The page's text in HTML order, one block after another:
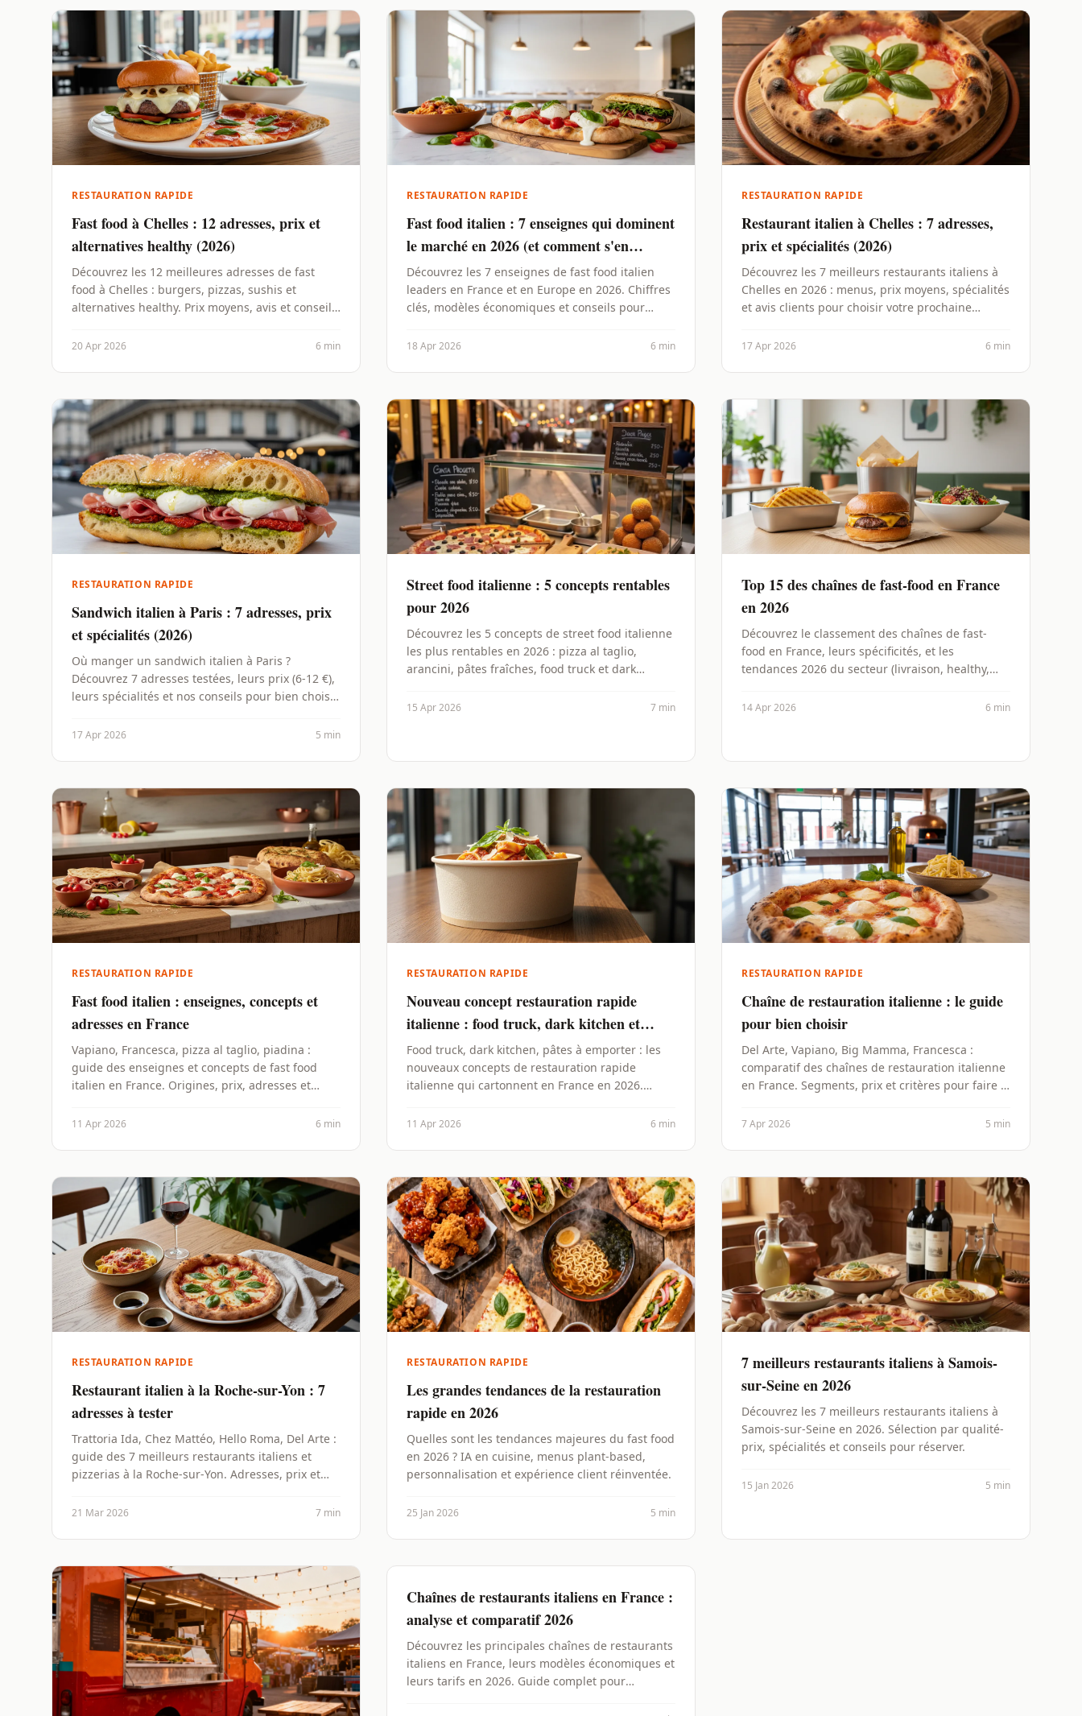
RESTAURATION RAPIDE
Fast food à Chelles : 12 adresses, prix et
alternatives healthy (2026)
Découvrez les 12 meilleures adresses de fast
food à Chelles : burgers, pizzas, sushis et
alternatives healthy. Prix moyens, avis et conseils
20 Apr 2026 6 min
RESTAURATION RAPIDE
Fast food italien : 7 enseignes qui dominent
le marché en 2026 (et comment s'en
inspirer)
Découvrez les 7 enseignes de fast food italien
leaders en France et en Europe en 2026. Chiffres
clés, modèles économiques et conseils pour
18 Apr 2026 6 min
RESTAURATION RAPIDE
Restaurant italien à Chelles : 7 adresses,
prix et spécialités (2026)
Découvrez les 7 meilleurs restaurants italiens à
Chelles en 2026 : menus, prix moyens, spécialités
et avis clients pour choisir votre prochaine
17 Apr 2026 6 min
RESTAURATION RAPIDE
Sandwich italien à Paris : 7 adresses, prix
et spécialités (2026)
Où manger un sandwich italien à Paris ?
Découvrez 7 adresses testées, leurs prix (6-12 €),
leurs spécialités et nos conseils pour bien choisir
17 Apr 2026 5 min
Street food italienne : 5 concepts rentables
pour 2026
Découvrez les 5 concepts de street food italienne
les plus rentables en 2026 : pizza al taglio,
arancini, pâtes fraîches, food truck et dark
conseils pour réussir.
15 Apr 2026 7 min
Top 15 des chaînes de fast-food en France
en 2026
Découvrez le classement des chaînes de fast-
food en France, leurs spécificités, et les
tendances 2026 du secteur (livraison, healthy,
14 Apr 2026 6 min
RESTAURATION RAPIDE
Fast food italien : enseignes, concepts et
adresses en France
Vapiano, Francesca, pizza al taglio, piadina :
guide des enseignes et concepts de fast food
italien en France. Origines, prix, adresses et
11 Apr 2026 6 min
RESTAURATION RAPIDE
Nouveau concept restauration rapide
italienne : food truck, dark kitchen et
pâtes en 2026
Food truck, dark kitchen, pâtes à emporter : les
nouveaux concepts de restauration rapide
italienne qui cartonnent en France en 2026.
11 Apr 2026 6 min
RESTAURATION RAPIDE
Chaîne de restauration italienne : le guide
pour bien choisir
Del Arte, Vapiano, Big Mamma, Francesca :
comparatif des chaînes de restauration italienne
en France. Segments, prix et critères pour faire le
7 Apr 2026 5 min
RESTAURATION RAPIDE
Restaurant italien à la Roche-sur-Yon : 7
adresses à tester
Trattoria Ida, Chez Mattéo, Hello Roma, Del Arte :
guide des 7 meilleurs restaurants italiens et
pizzerias à la Roche-sur-Yon. Adresses, prix et
21 Mar 2026 7 min
RESTAURATION RAPIDE
Les grandes tendances de la restauration
rapide en 2026
Quelles sont les tendances majeures du fast food
en 2026 ? IA en cuisine, menus plant-based,
personnalisation et expérience client réinventée.
25 Jan 2026 5 min
7 meilleurs restaurants italiens à Samois-
sur-Seine en 2026
Découvrez les 7 meilleurs restaurants italiens à
Samois-sur-Seine en 2026. Sélection par qualité-
prix, spécialités et conseils pour réserver.
15 Jan 2026 5 min
Chaînes de restaurants italiens en France :
analyse et comparatif 2026
Découvrez les principales chaînes de restaurants
italiens en France, leurs modèles économiques et
leurs tarifs en 2026. Guide complet pour